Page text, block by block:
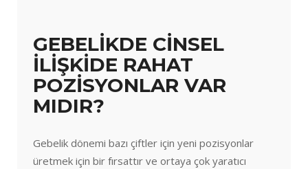
GEBELİKDE CİNSEL
İLİŞKİDE RAHAT
POZİSYONLAR VAR
MIDIR?
Gebelik dönemi bazı çiftler için yeni pozisyonlar
üretmek için bir fırsattır ve ortaya çok yaratıcı